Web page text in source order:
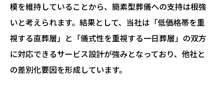
模を維持していることから、簡素型葬儀への支持は根強
いと考えられます。結果として、当社は「低価格帯を重
視する直葬層」と「儀式性を重視する一日葬層」の双方
に対応できるサービス設計が強みとなっており、他社と
の差別化要因を形成しています。